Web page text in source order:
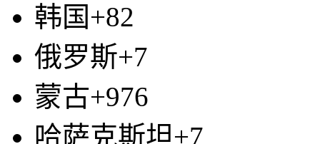
韩国+82
俄罗斯+7
蒙古+976
哈萨克斯坦+7